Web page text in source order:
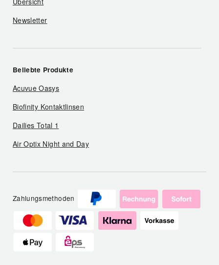
Newsletter
Beliebte Produkte
Acuvue Oasys
Biofinity Kontaktlinsen
Dailies Total 1
Air Optix Night and Day
Zahlungsmethoden